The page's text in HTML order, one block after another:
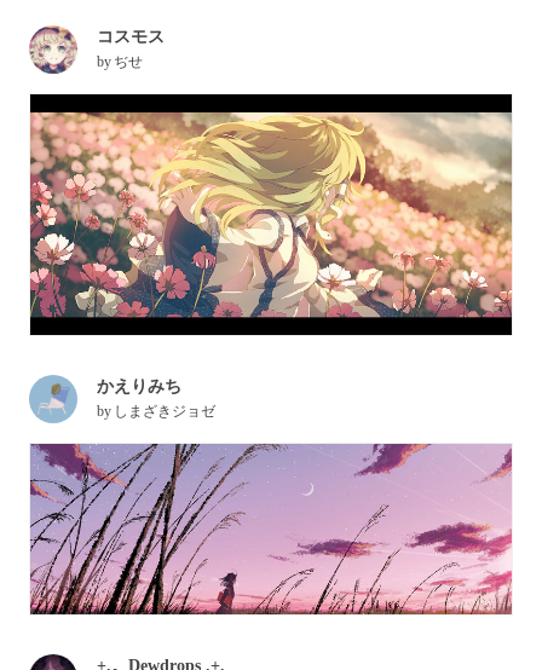
コスモス
by ぢせ
かえりみち
by しまざきジョゼ
+.。Dewdrops .+.